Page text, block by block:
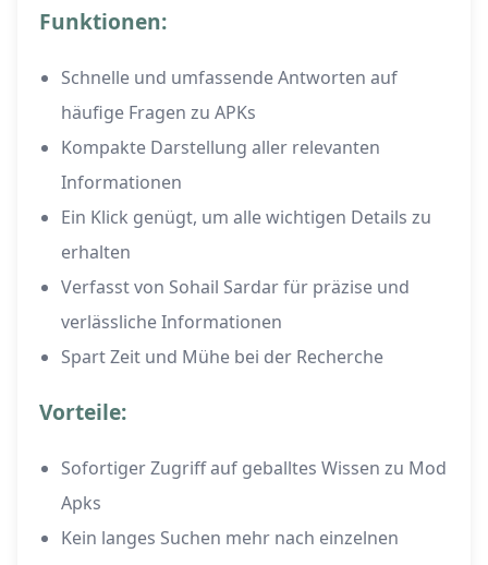
Funktionen:
Schnelle und umfassende Antworten auf
häufige Fragen zu APKs
Kompakte Darstellung aller relevanten
Informationen
Ein Klick genügt, um alle wichtigen Details zu
erhalten
Verfasst von Sohail Sardar für präzise und
verlässliche Informationen
Spart Zeit und Mühe bei der Recherche
Vorteile:
Sofortiger Zugriff auf geballtes Wissen zu Mod
Apks
Kein langes Suchen mehr nach einzelnen